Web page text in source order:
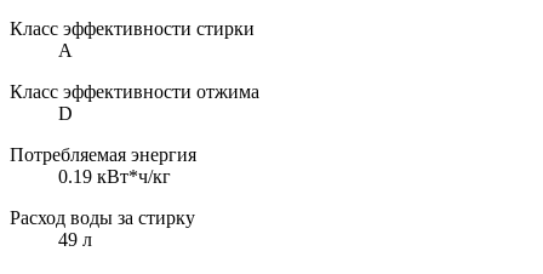
Класс эффективности стирки
A
Класс эффективности отжима
D
Потребляемая энергия
0.19 кВт*ч/кг
Расход воды за стирку
49 л